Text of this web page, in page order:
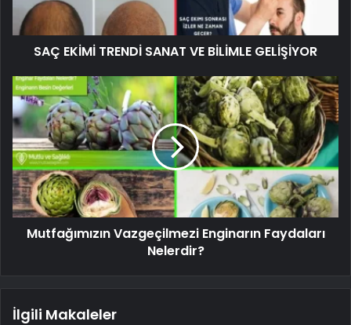
SAÇ EKİMİ TRENDİ SANAT VE BİLİMLE GELİŞİYOR
Mutfağımızın Vazgeçilmezi Enginarın Faydaları
Nelerdir?
İlgili Makaleler